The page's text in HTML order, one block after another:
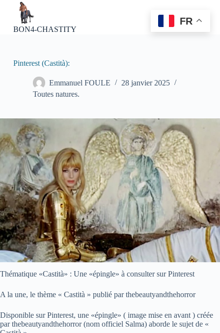
u
BON4-CHASTITY
Pinterest (Castità):
Emmanuel FOULE
28 janvier 2025
Toutes natures.
Thématique «Castità» : Une «épingle» à consulter sur Pinterest
A la une, le thème « Castità » publié par thebeautyandthehorror
Disponible sur Pinterest, une «épingle» ( image mise en avant ) créée
par thebeautyandthehorror (nom officiel Salma) aborde le sujet de «
FR